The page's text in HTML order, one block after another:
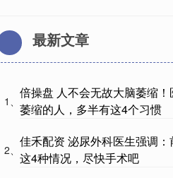
最新文章
1、
倍操盘 人不会无故大脑萎缩
萎缩的人，多半有这4个习惯
2、
佳禾配资 泌尿外科医生强调
这4种情况，尽快手术吧